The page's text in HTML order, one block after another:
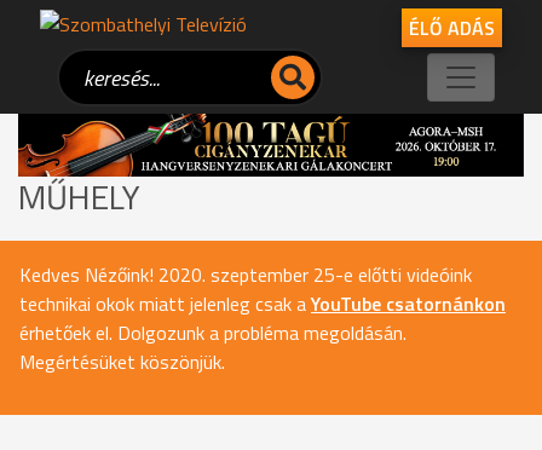
ÉLŐ ADÁS
MŰHELY
Kedves Nézőink! 2020. szeptember 25-e előtti videóink
technikai okok miatt jelenleg csak aYouTube csatornánkon
érhetőek el. Dolgozunk a probléma megoldásán.
Megértésüket köszönjük.